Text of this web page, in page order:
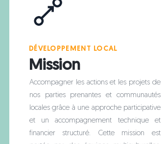
DÉVELOPPEMENT LOCAL
Mission
Accompagner les actions et les projets de
nos parties prenantes et communautés
locales grâce à une approche participative
et un accompagnement technique et
financier structuré. Cette mission est